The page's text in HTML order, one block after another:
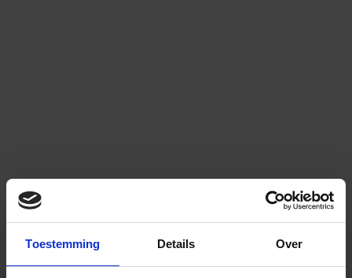
Toestemming Details Over